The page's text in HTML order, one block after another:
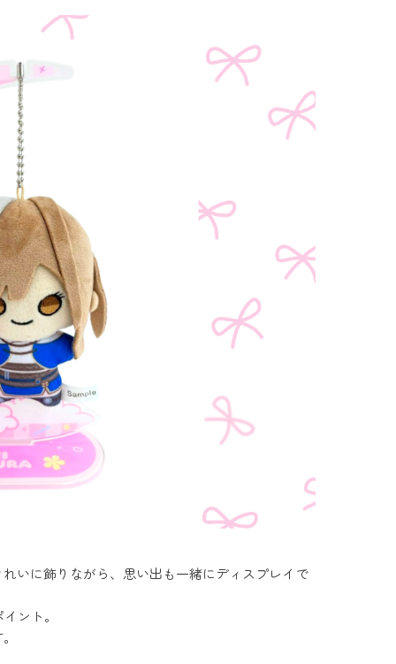
いに飾りながら、思い出も一緒にディスプレイで
ント。